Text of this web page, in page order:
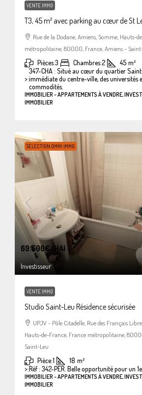
VENTE IMMO
T3, 45 m² avec parking au cœur de St
Rue de la Dodane, Amiens, Somme, Hauts-
métropolitaine, 80000, France, Amiens -
Pièces:3 Chambres:2 45 m²
>:
347-CHA : Situé au cœur du quartier
immédiate du centre-ville, des universités
commodités.
IMMOBILIER - APPARTEMENTS À VENDRE,
IMMOBILIER
SÉLECTION OMMI IMMO
69.500€/HAI
Investisseur
VENTE IMMO
Studio Saint-Leu Résidence sécurisée
UPJV - Pôle Citadelle, Rue des Français
Hauts-de-France, France métropolitaine,
Saint-Leu
Pièce:1 18 m²
>:Réf : 342-PER. Belle opportunité pour un
IMMOBILIER - APPARTEMENTS À VENDRE,
IMMOBILIER